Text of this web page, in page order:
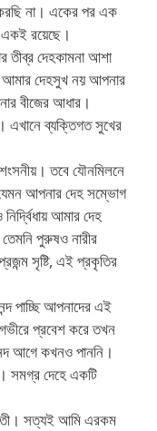
না। একের পর এক
রয়েছে।
তীব্র দেহকামনা আশা
আমার দেহসুখ নয় আপনার
বীজের আধার।
এখানে ব্যক্তিগত সুখের
তবে যৌনমিলনে
আপনার দেহ সম্ভোগ
আমার দেহ
পুরুষও নারীর
সৃষ্টি, এই প্রকৃতির
পাচ্ছি আপনাদের এই
প্রবেশ করে তখন
আগে কখনও পাননি।
সমগ্র দেহে একটি
সত্যই আমি এরকম